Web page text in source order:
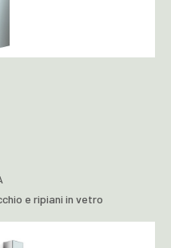
e ripiani in vetro